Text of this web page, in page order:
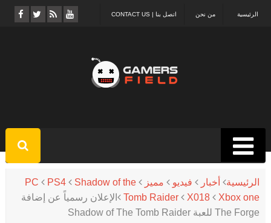
اتصل بنا | CONTACT US من نحن الرئيسية
الرئيسية أخبار فيديو مميز PC PS4
Shadow of the
Tomb Raider
X018 Xbox one
الإعلان رسمياً عن إضافة
The Forge للعبة Shadow of The Tomb Raider